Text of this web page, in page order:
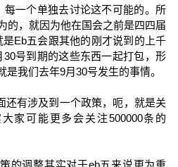
一个单独去讨论这不可能的。所
的，就因为他在国会之前是四四届
Eb五会跟其他的刚才说到的上千
号到期的这些东西一起打包，形
我们去年9月30号发生的事情。
还有涉及到一个政策，呃，就是关
家可能更多会关注500000条的
的调整其实对于eb五来说更为重